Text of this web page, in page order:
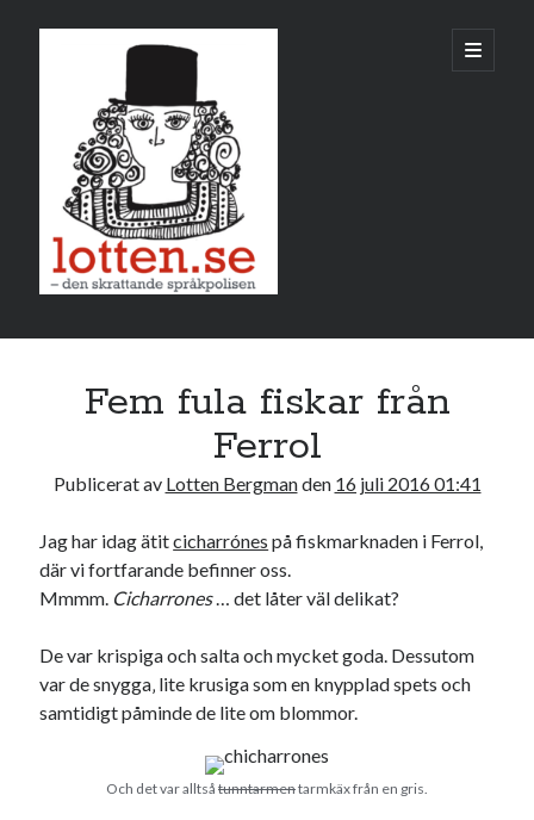
öppna
primär
Sidopanel
T O T F L S
1 2 3
4 5 6 7 8 9 10
18 19 20 21 22 23
25 26 27 28 29 30 31
« jun aug »
Fem fula fiskar från
Ferrol
Publicerat av Lotten Bergmanden 16 juli 2016 01:41
Jag har idag ätitcicharrónes på fiskmarknaden i Ferrol,
där vi fortfarande befinner oss.
Mmmm. Cicharrones… det låter väl delikat?
De var krispiga och salta och mycket goda. Dessutom
var de snygga‚ lite krusiga som en knypplad spets och
samtidigt påminde de lite om blommor.
Och det var alltså tunntarmentarmkäx från en gris.